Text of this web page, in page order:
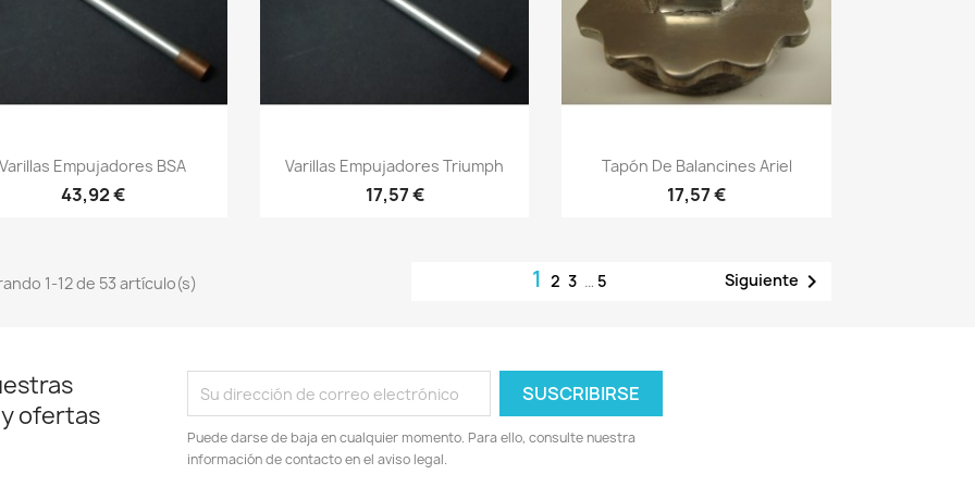
Vista rápida
Varillas Empujadores BSA
43,92 €
Vista rápida
Varillas Empujadores Triumph
17,57 €
Vista rápida
Tapón De Balancines Ariel
17,57 €
1-12 de 53 artículo(s) 123 … 5 Siguiente 
ofertas
Puede darse de baja en cualquier momento. Para ello, consulte nuestra
información de contacto en el aviso legal.